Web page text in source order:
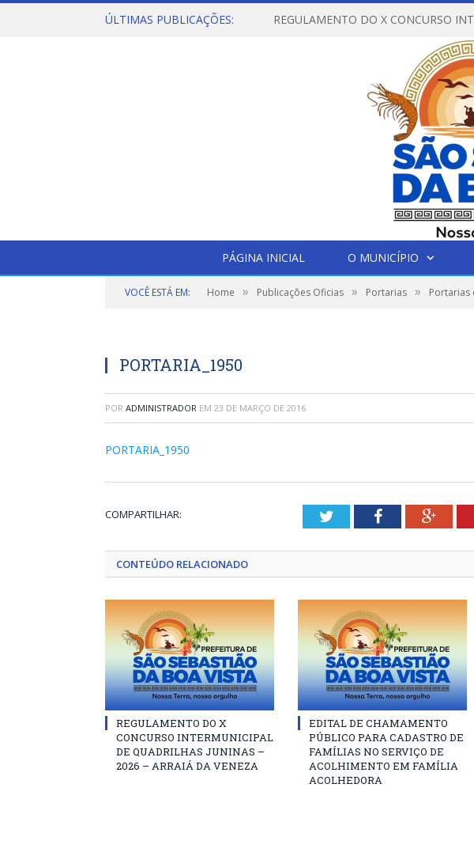
ÚLTIMAS PUBLICAÇÕES:
PÁGINA INICIAL O MUNICÍPIO
VOCÊ ESTÁ EM: Home » Publicações Oficias » Portarias » Portarias
PORTARIA_1950
POR ADMINISTRADOR EM 23 DE MARÇO DE 2016
PORTARIA_1950
COMPARTILHAR: TwitterFacebook
CONTEÚDO RELACIONADO
REGULAMENTO DO X
CONCURSO INTERMUNICIPAL
DE QUADRILHAS JUNINAS –
2026 – ARRAIÁ DA VENEZA
EDITAL DE CHAMAMENTO
PÚBLICO PARA CADASTRO DE
FAMÍLIAS NO SERVIÇO DE
ACOLHIMENTO EM FAMÍLIA
ACOLHEDORA